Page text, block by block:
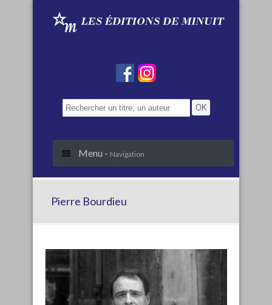
Menu - Navigation
Pierre Bourdieu